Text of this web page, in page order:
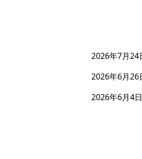
2026年7月24
2026年6月26
2026年6月4日